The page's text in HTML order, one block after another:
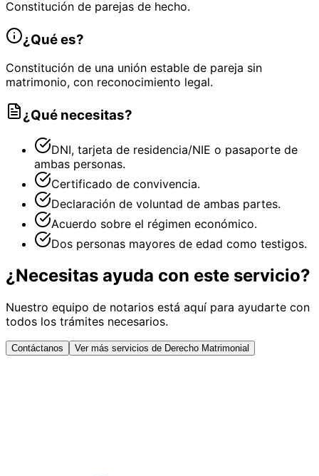
Constitución de parejas de hecho.
¿Qué es?
Constitución de una unión estable de pareja sin
matrimonio, con reconocimiento legal.
¿Qué necesitas?
DNI, tarjeta de residencia/NIE o pasaporte de
ambas personas.
Certificado de convivencia.
Declaración de voluntad de ambas partes.
Acuerdo sobre el régimen económico.
Dos personas mayores de edad como testigos.
¿Necesitas ayuda con este servicio?
Nuestro equipo de notarios está aquí para ayudarte con
todos los trámites necesarios.
Contáctanos Ver más servicios de Derecho Matrimonial